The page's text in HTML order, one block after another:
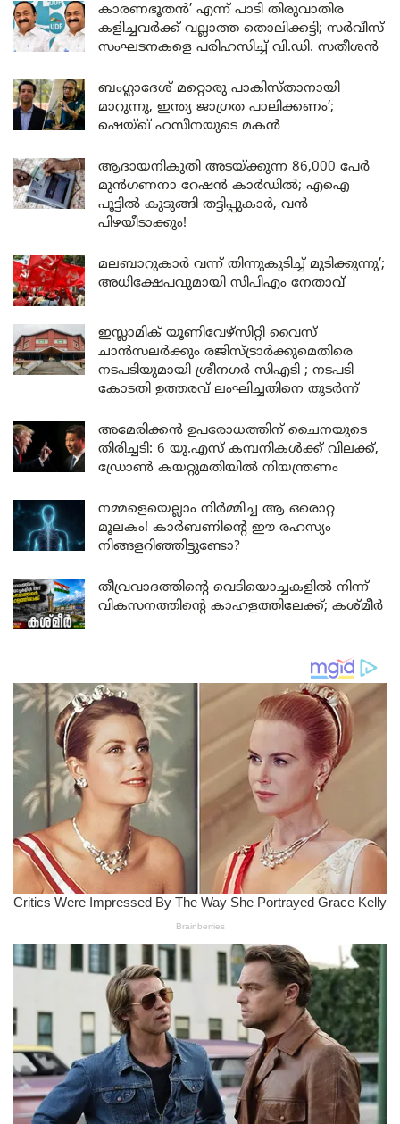
കാരണഭൂതൻ’ എന്ന് പാടി തിരുവാതിര
കളിച്ചവർക്ക് വല്ലാത്ത തൊലിക്കട്ടി; സർവീസ്
സംഘടനകളെ പരിഹസിച്ച് വി.ഡി. സതീശൻ
ബംഗ്ലാദേശ് മറ്റൊരു പാകിസ്താനായി
മാറുന്നു, ഇന്ത്യ ജാഗ്രത പാലിക്കണം’;
ഷെയ്ഖ് ഹസീനയുടെ മകൻ
ആദായനികുതി അടയ്ക്കുന്ന 86,000 പേർ
മുൻഗണനാ റേഷൻ കാർഡിൽ; എഐ
പൂട്ടിൽ കുടുങ്ങി തട്ടിപ്പുകാർ, വൻ
പിഴയീടാക്കും!
മലബാറുകാർ വന്ന് തിന്നുകുടിച്ച് മുടിക്കുന്നു’;
അധിക്ഷേപവുമായി സിപിഎം നേതാവ്
ഇസ്ലാമിക് യൂണിവേഴ്സിറ്റി വൈസ്
ചാൻസലർക്കും രജിസ്ട്രാർക്കുമെതിരെ
നടപടിയുമായി ശ്രീനഗർ സിഎടി ; നടപടി
കോടതി ഉത്തരവ് ലംഘിച്ചതിനെ തുടർന്ന്
അമേരിക്കൻ ഉപരോധത്തിന് ചൈനയുടെ
തിരിച്ചടി: 6 യു.എസ് കമ്പനികൾക്ക് വിലക്ക്,
ഡ്രോൺ കയറ്റുമതിയിൽ നിയന്ത്രണം
നമ്മളെയെല്ലാം നിർമ്മിച്ച ആ ഒരൊറ്റ
മൂലകം! കാർബണിന്റെ ഈ രഹസ്യം
നിങ്ങളറിഞ്ഞിട്ടുണ്ടോ?
തീവ്രവാദത്തിന്റെ വെടിയൊച്ചകളിൽ നിന്ന്
വികസനത്തിന്റെ കാഹളത്തിലേക്ക്; കശ്മീർ